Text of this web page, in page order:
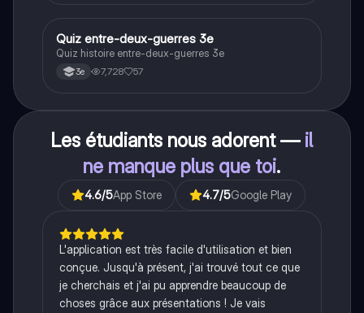
historique.
QHistoire
Quiz entre-deux-guerres 3e
Quiz histoire entre-deux-guerres 3e
3e 7,728 57
Les étudiants nous adorent — il
ne manque plus que toi.
4.6/5App Store 4.7/5Google Play
L'application est très facile d'utilisation et bien
conçue. Jusqu'à présent, j'ai trouvé tout ce que
je cherchais et j'ai pu apprendre beaucoup de
choses grâce aux présentations ! Je vais